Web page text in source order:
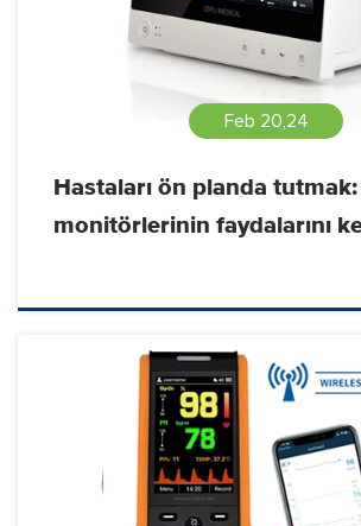
Feb 20,24
Hastaları ön planda
monitörlerinin faydalarını